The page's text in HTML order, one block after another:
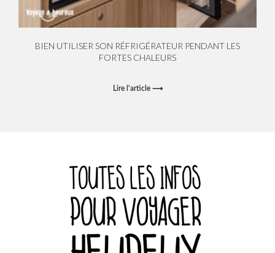
BIEN UTILISER SON RÉFRIGÉRATEUR PENDANT LES
FORTES CHALEURS
Lire l'article ⟶